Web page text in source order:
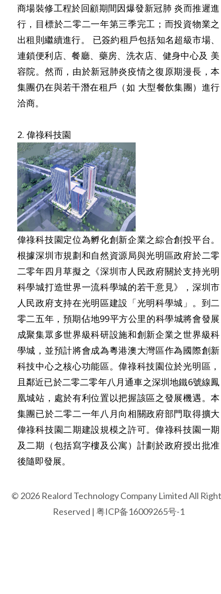
商場裝修工程於回顧期間因爆發新冠肺 炎而推遲進
行，目標於二零二一年第三季完工；而投資物業之
出租則繼續進行。 已簽約租戶包括知名超級市場、
連鎖便利店、餐廳、藥房、洗衣店、健身中心及 美
容院。然而，由於新冠肺炎疫情之復原期漫長，本
集團仍在與若干潛在租戶（如 大型餐飲集團）進行
洽商。
2. 偉祿科技園
偉祿科技園定位為孵化創新企業之綜合創投平台。
根據深圳市規劃和自然資源局與光明區政府於二零
二零年四月草擬之《深圳市人民政府關於支持光明
科學城打造世界一流科學城的若干意見》，深圳市
人民政府支持在光明區建設「光明科學城」。到二
零二五年，預期佔地99平方公里的科學城將會發展
成聚集眾多世界級科研設施和創新企業之世界級科
學城，並預計將會成為粵港澳大灣區作為國際創新
科技中心之核心功能區。偉祿科技園位於光明區，
且鄰近已於二零二零年八月通車之深圳地鐵6號線鳳
凰城站，處於有利位置以把握該區之發展機遇。本
集團已於二零二一年八月向相關政府部門取得擴大
偉祿科技園二期建設規模之許可。偉祿科技園一期
及二期（包括寫字樓及公寓）計劃於政府授出批准
後隨即發展。
© 2026 Realord Technology Company Limited All
Reserved | 粤ICP备16009265号-1